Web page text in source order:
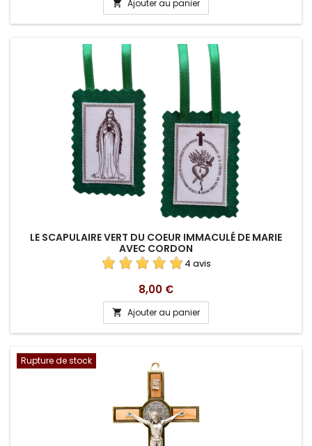
 Ajouter au panier
LE SCAPULAIRE VERT DU COEUR IMMACULÉ DE MARIE
AVEC CORDON
4 avis
Prix
8,00 €
 Ajouter au panier
Rupture de stock